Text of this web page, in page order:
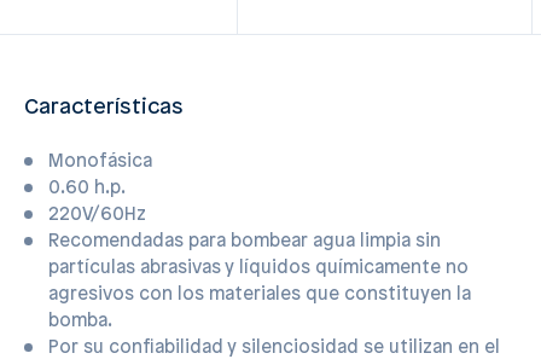
Características
Monofásica
0.60 h.p.
220V/60Hz
Recomendadas para bombear agua limpia sin
partículas abrasivas y líquidos químicamente no
agresivos con los materiales que constituyen la
bomba.
Por su confiabilidad y silenciosidad se utilizan en el